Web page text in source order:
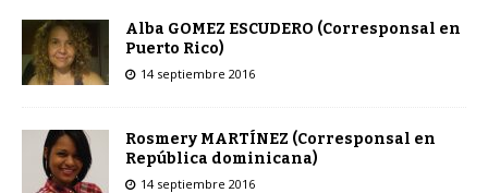
Alba GOMEZ ESCUDERO (Corresponsal en
Puerto Rico)
14 septiembre 2016
Rosmery MARTÍNEZ (Corresponsal en
República dominicana)
14 septiembre 2016